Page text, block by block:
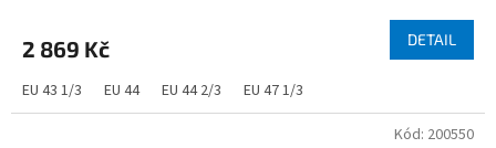
2 869 Kč DETAIL
EU 43 1/3 EU 44 EU 44 2/3 EU 47 1/3
Kód: 200550